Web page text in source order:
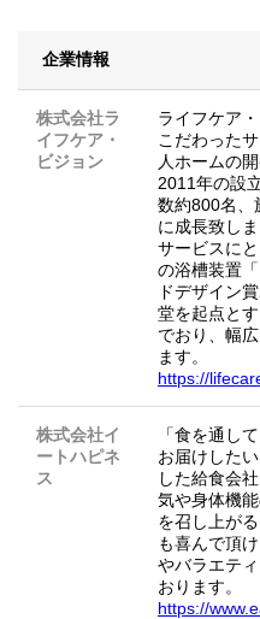
企業情報
株式会社ラ
イフケア・
ビジョン
ライフケア
こだわった
人ホームの
2011年の設
数約800名、
に成長致し
サービスに
の浴槽装置
ドデザイン
堂を起点と
でおり、幅
ます。
https://
株式会社イ
ートハピネ
ス
「食を通し
お届けした
した給食会
気や身体機
を召し上が
も喜んで頂
やバラエテ
おります。
https://